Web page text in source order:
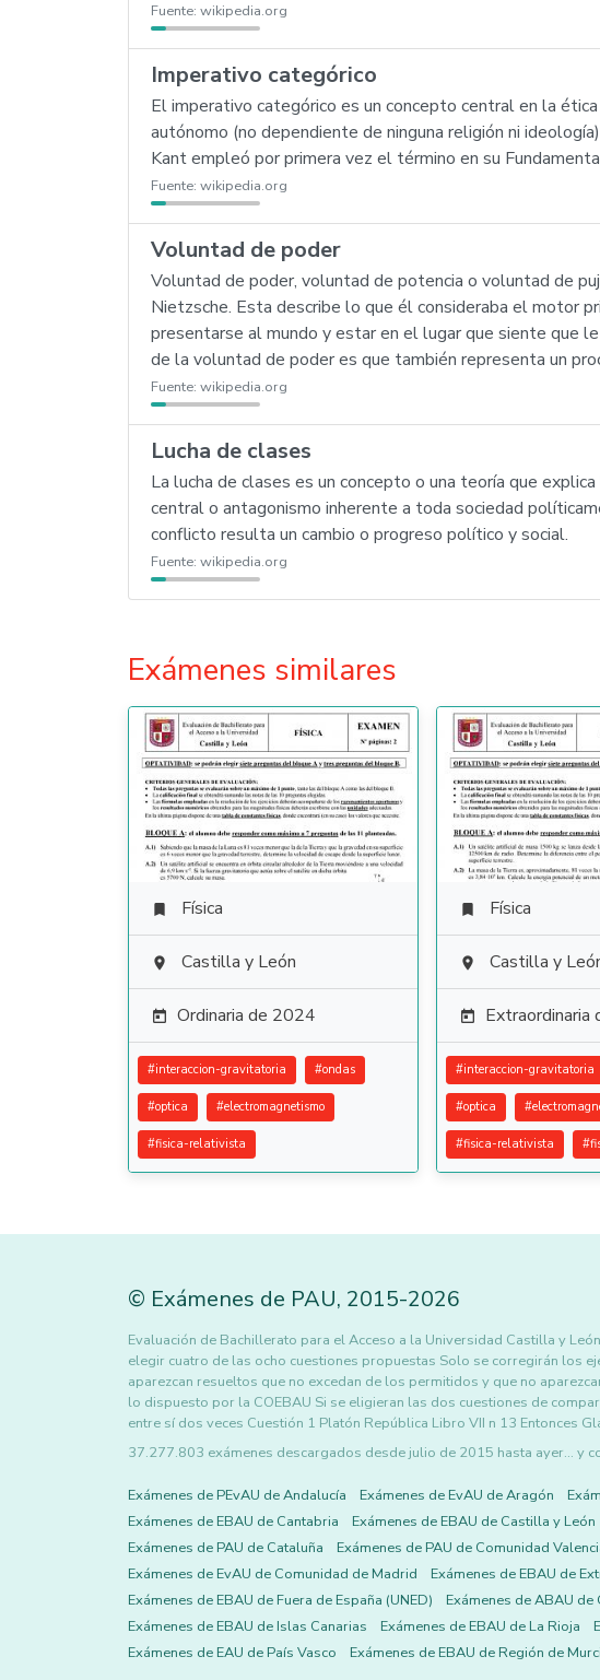
Fuente: wikipedia.org
Imperativo categórico
El imperativo categórico es un concepto central en la
autónomo (no dependiente de ninguna religión ni
Kant empleó por primera vez el término en su
Fuente: wikipedia.org
Voluntad de poder
Voluntad de poder, voluntad de potencia o voluntad de
Nietzsche. Esta describe lo que él consideraba el motor
presentarse al mundo y estar en el lugar que siente que
de la voluntad de poder es que también representa un
Fuente: wikipedia.org
Lucha de clases
La lucha de clases es un concepto o una teoría que
central o antagonismo inherente a toda sociedad
conflicto resulta un cambio o progreso político y social.
Fuente: wikipedia.org
Exámenes similares
 Física
 Castilla y León
 Ordinaria de 2024
#interaccion-gravitatoria #ondas
#optica #electromagnetismo
#fisica-relativista
 Física
 Castilla y
 Extraordinaria
#interaccion-gravitatoria
#optica #
#fisica-relativista #
© Exámenes de PAU, 2015-2026
Evaluación de Bachillerato para el Acceso a la Universidad Castilla y
elegir cuatro de las ocho cuestiones propuestas Solo se corregirán los
aparezcan resueltos que no excedan de los permitidos y que no
lo dispuesto por la COEBAU Si se eligieran las dos cuestiones de
entre sí dos veces Cuestión 1 Platón República Libro VII n 13 Entonces
37.277.803 exámenes descargados desde julio de 2015 hasta ayer... y
Exámenes de PEvAU de Andalucía Exámenes de EvAU de Aragón
Exámenes de EBAU de Cantabria
Exámenes de EBAU de Castilla y León
Exámenes de PAU de Cataluña
Exámenes de PAU de Comunidad
Exámenes de EvAU de Comunidad de Madrid
Exámenes de EBAU de
Exámenes de EBAU de Fuera de España (UNED)
Exámenes de ABAU de
Exámenes de EBAU de Islas Canarias
Exámenes de EBAU de La Rioja
Exámenes de EAU de País Vasco
Exámenes de EBAU de Región de